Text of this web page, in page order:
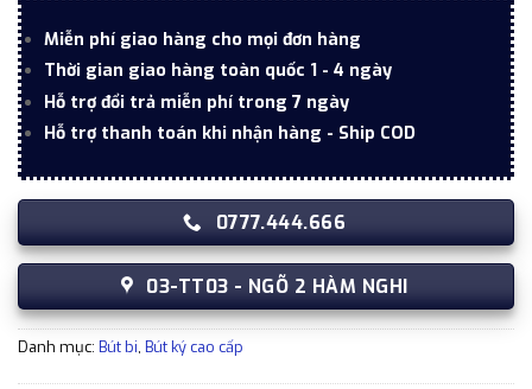
Miễn phí giao hàng cho mọi đơn hàng
Thời gian giao hàng toàn quốc 1 - 4 ngày
Hỗ trợ đổi trả miễn phí trong 7 ngày
Hỗ trợ thanh toán khi nhận hàng - Ship COD
0777.444.666
03-TT03 - NGÕ 2 HÀM NGHI
Danh mục: Bút bi, Bút ký cao cấp